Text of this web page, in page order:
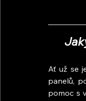
Ať už se
panelů,
pomoc s